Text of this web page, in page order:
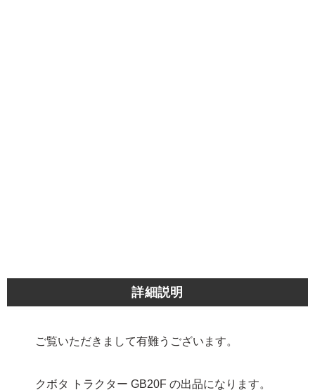
詳細説明
ご覧いただきまして有難うございます。
クボタ トラクター GB20F の出品になります。